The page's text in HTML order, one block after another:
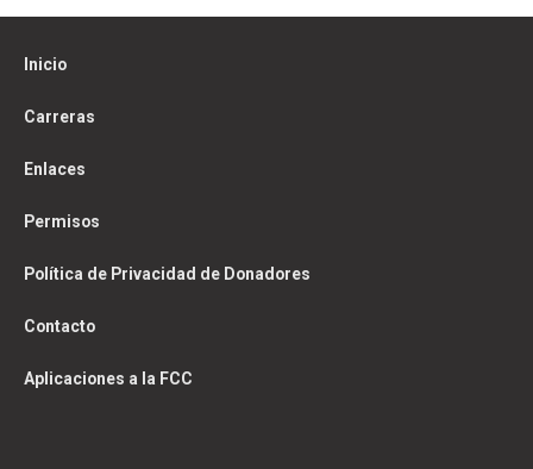
Inicio
Carreras
Enlaces
Permisos
Política de Privacidad de Donadores
Contacto
Aplicaciones a la FCC